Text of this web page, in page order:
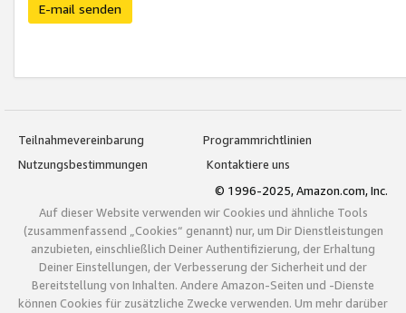
E-mail senden
Teilnahmevereinbarung
Programmrichtlinien
Nutzungsbestimmungen
Kontaktiere uns
© 1996-2025, Amazon.com, Inc.
Auf dieser Website verwenden wir Cookies und ähnliche Tools
(zusammenfassend „Cookies“ genannt) nur, um Dir Dienstleistungen
anzubieten, einschließlich Deiner Authentifizierung, der Erhaltung
Deiner Einstellungen, der Verbesserung der Sicherheit und der
Bereitstellung von Inhalten. Andere Amazon-Seiten und -Dienste
können Cookies für zusätzliche Zwecke verwenden. Um mehr darüber